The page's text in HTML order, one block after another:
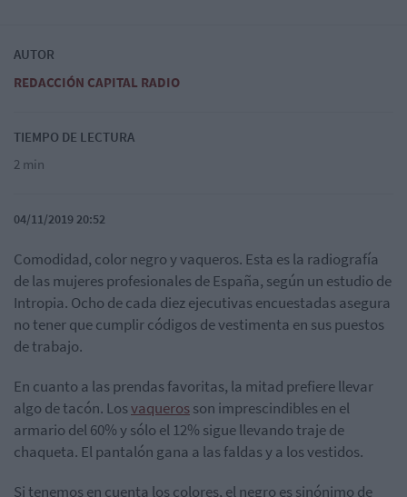
AUTOR
REDACCIÓN CAPITAL RADIO
TIEMPO DE LECTURA
2 min
04/11/2019 20:52
Comodidad, color negro y vaqueros. Esta es la radiografía
de las mujeres profesionales de España, según un estudio de
Intropia. Ocho de cada diez ejecutivas encuestadas asegura
no tener que cumplir códigos de vestimenta en sus puestos
de trabajo.
En cuanto a las prendas favoritas, la mitad prefiere llevar
algo de tacón. Losvaquerosson imprescindibles en el
armario del 60% y sólo el 12% sigue llevando traje de
chaqueta. El pantalón gana a las faldas y a los vestidos.
Si tenemos en cuenta los colores, el negro es sinónimo de